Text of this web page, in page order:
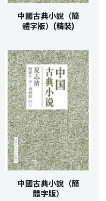
中國古典小說（簡
體字版）(精裝)
中國古典小說（簡
體字版）